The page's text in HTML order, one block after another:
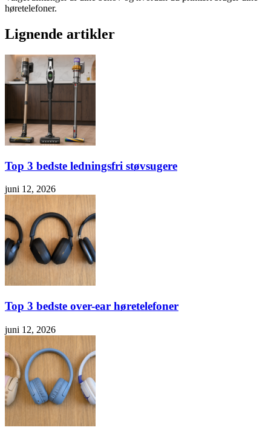
høretelefoner.
Lignende artikler
Top 3 bedste ledningsfri støvsugere
juni 12, 2026
Top 3 bedste over-ear høretelefoner
juni 12, 2026